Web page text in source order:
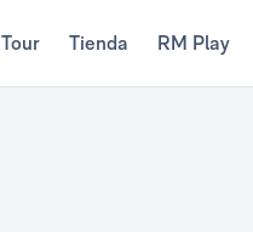
Tour Tienda RM Play